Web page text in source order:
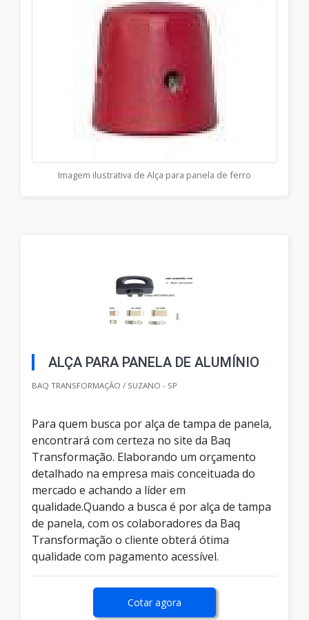
Imagem ilustrativa de Alça para panela de ferro
ALÇA PARA PANELA DE ALUMÍNIO
BAQ TRANSFORMAÇÃO / SUZANO - SP
Para quem busca por alça de tampa de panela,
encontrará com certeza no site da Baq
Transformação. Elaborando um orçamento
detalhado na empresa mais conceituada do
mercado e achando a líder em
qualidade.Quando a busca é por alça de tampa
de panela, com os colaboradores da Baq
Transformação o cliente obterá ótima
qualidade com pagamento acessível.
Cotar agora